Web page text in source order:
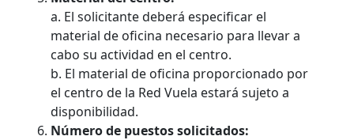
a. El solicitante deberá especificar el
material de oficina necesario para llevar a
cabo su actividad en el centro.
b. El material de oficina proporcionado por
el centro de la Red Vuela estará sujeto a
disponibilidad.
Número de puestos solicitados: